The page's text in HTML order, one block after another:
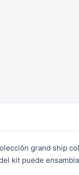
grand ship
kit puede